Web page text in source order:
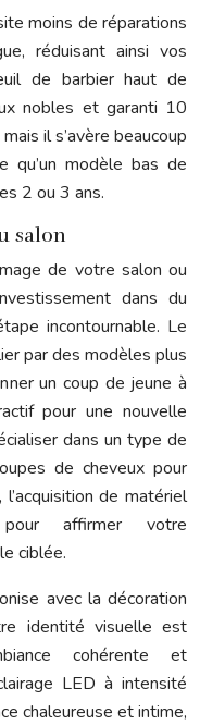
moins de réparations
réduisant ainsi vos
de barbier haut de
nobles et garanti 10
il s’avère beaucoup
qu’un modèle bas de
2 ou 3 ans.
salon
de votre salon ou
dans du
incontournable. Le
par des modèles plus
un coup de jeune à
pour une nouvelle
dans un type de
de cheveux pour
de matériel
affirmer votre
ciblée.
avec la décoration
identité visuelle est
cohérente et
LED à intensité
chaleureuse et intime,